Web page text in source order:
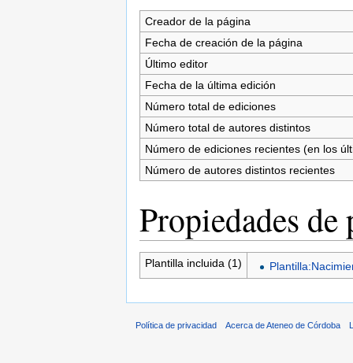
Creador de la página
Fecha de creación de la página
Último editor
Fecha de la última edición
Número total de ediciones
Número total de autores distintos
Número de ediciones recientes (en los
Número de autores distintos recientes
Propiedades de
Plantilla incluida (1)
Política de privacidad Acerca de Ateneo de Córdoba